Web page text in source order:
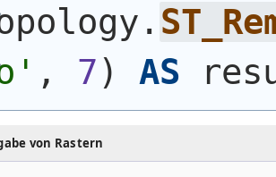
, 7) AS
von Rastern